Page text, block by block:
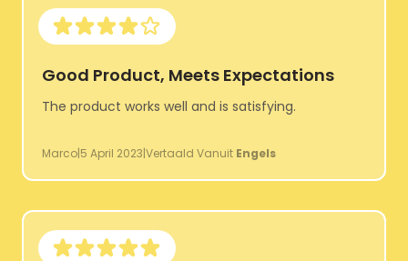
Good Product, Meets Expectations
The product works well and is satisfying.
Marco|5 April 2023|Vertaald Vanuit Engels